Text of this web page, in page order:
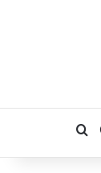
تغییر پوستهجستجو برای